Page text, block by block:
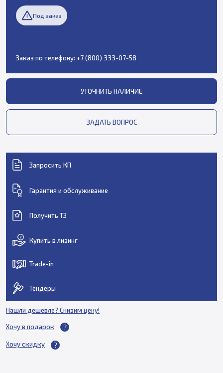
Под заказ
Заказ по телефону: +7 (800) 333-07-58
УТОЧНИТЬ НАЛИЧИЕ
ЗАДАТЬ ВОПРОС
Запросить КП
Гарантия и обслуживание
Получить ТЗ
Купить в лизинг
Trade-in
Тендеры
Нашли дешевле? Снизим цену!
Хочу в подарок
Хочу скидку